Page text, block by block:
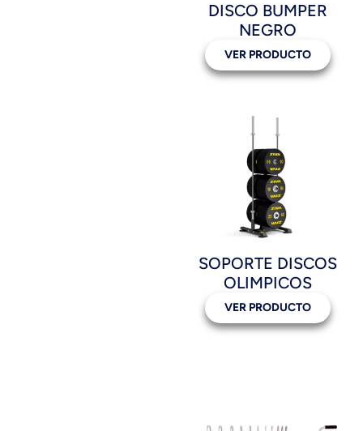
DISCO BUMPER
NEGRO
VER PRODUCTO
SOPORTE DISCOS
OLIMPICOS
VER PRODUCTO